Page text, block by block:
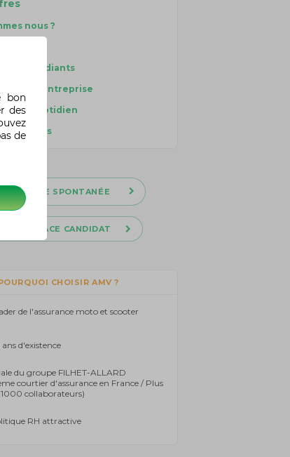
nous ?
étudiants
d'entreprise
vie au quotidien
SPONTANÉE
ESPACE CANDIDAT
CHOISIR AMV ?
de l'assurance moto et scooter
d'existence
du groupe FILHET-ALLARD
courtier d'assurance en France / Plus
1000 collaborateurs)
RH attractive
bon
des
de